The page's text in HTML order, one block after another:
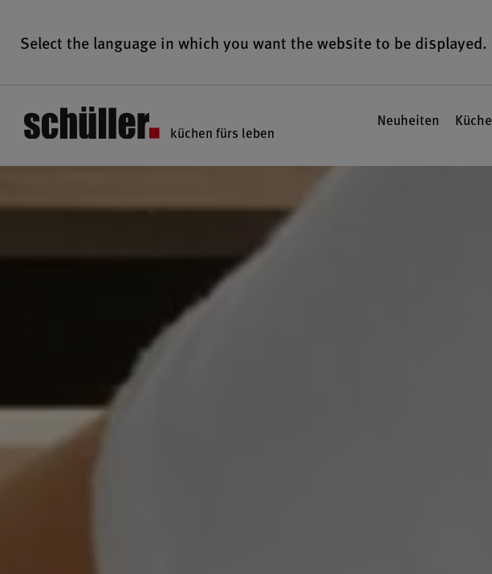
Select the language in which you want the website to be displayed.
küchen fürs leben
Neuheiten Küche